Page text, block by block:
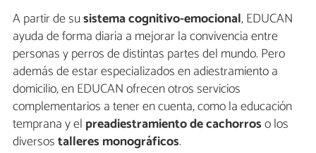
A partir de susistema cognitivo-emocional, EDUCAN
ayuda de forma diaria a mejorar la convivencia entre
personas y perros de distintas partes del mundo. Pero
además de estar especializados en adiestramiento a
domicilio, en EDUCAN ofrecen otros servicios
complementarios a tener en cuenta, como la educación
temprana y el preadiestramiento de cachorroso los
diversostalleres monográficos.